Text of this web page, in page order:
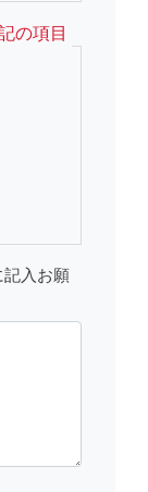
の項目
記入お願